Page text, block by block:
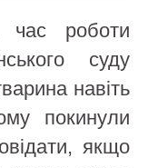
час роботи
суду
навіть
покинули
якщо